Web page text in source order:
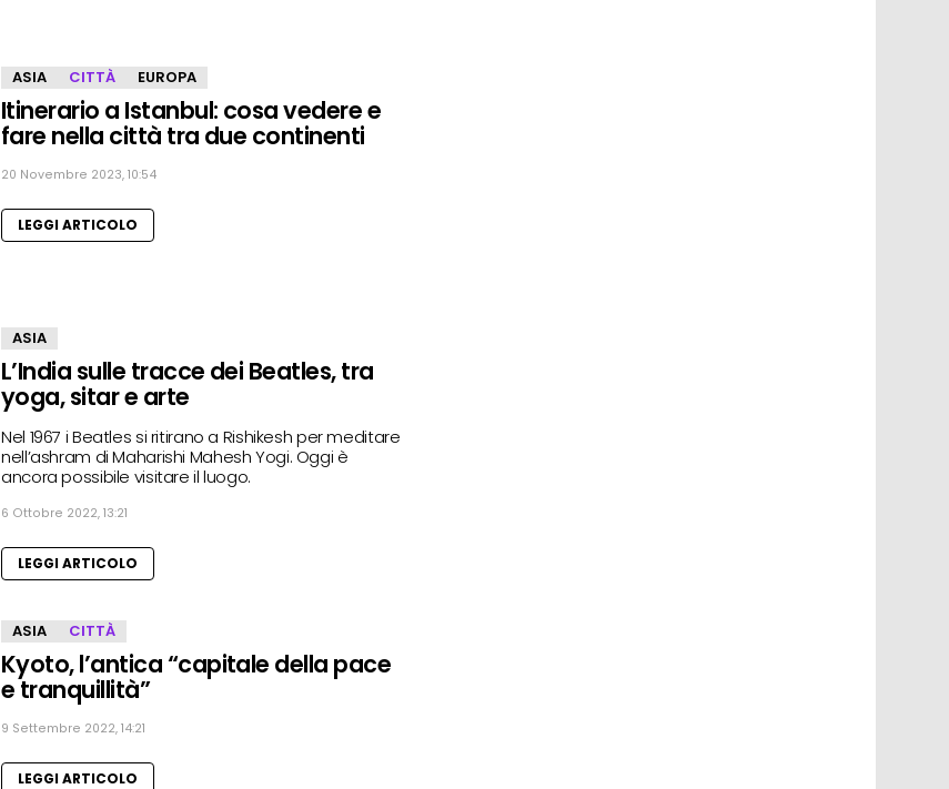
ASIA CITTÀ EUROPA
Itinerario a Istanbul: cosa vedere e
fare nella città tra due continenti
20 Novembre 2023, 10:54
LEGGI ARTICOLO
ASIA
L’India sulle tracce dei Beatles, tra
yoga, sitar e arte
Nel 1967 i Beatles si ritirano a Rishikesh per meditare
nell’ashram di Maharishi Mahesh Yogi. Oggi è
ancora possibile visitare il luogo.
6 Ottobre 2022, 13:21
LEGGI ARTICOLO
ASIA CITTÀ
Kyoto, l’antica “capitale della pace
e tranquillità”
9 Settembre 2022, 14:21
LEGGI ARTICOLO